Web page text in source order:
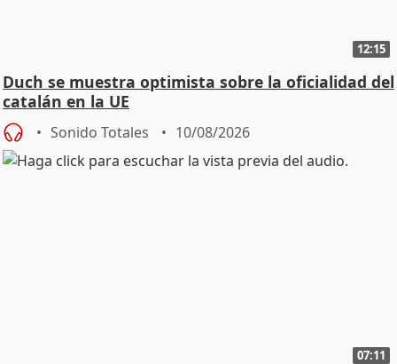
12:15
Duch se muestra optimista sobre la oficialidad del
catalán en la UE
Sonido Totales 10/08/2026
07:11